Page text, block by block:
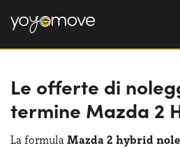
OFFERTE NOLEGGIO
Privati
Aziende e P.IVA
OFFERTE NOLEGGIO
Le offerte di
termine Mazda 2
La formula Mazda 2 hybrid